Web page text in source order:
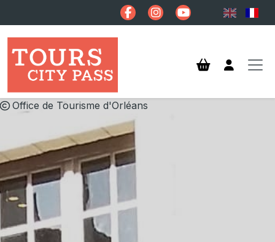
Aller au contenu principal
Office de Tourisme d'Orléans